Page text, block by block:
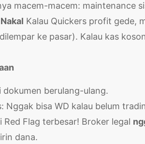
macem-macem: maintenance
Kalau Quickers profit gede,
ke pasar). Kalau kas
dokumen berulang-ulang.
Nggak bisa WD kalau belum
Red Flag terbesar! Broker legal
dana.